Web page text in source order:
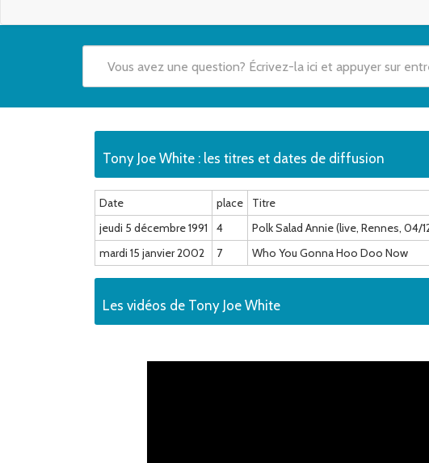
Tony Joe White : les titres et dates de diffusion
Date place
Titre
jeudi 5 décembre 1991
4
Polk Salad Annie (live, Rennes, 04/
mardi 15 janvier 2002
7 Who You Gonna Hoo Doo Now
Les vidéos de Tony Joe White